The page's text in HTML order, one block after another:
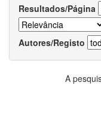
Resultados/Página
Autores/Registo
A